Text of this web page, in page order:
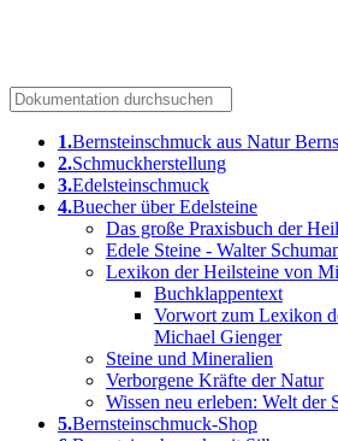
1.Bernsteinschmuck aus Natur
2.Schmuckherstellung
3.Edelsteinschmuck
4.Buecher über Edelsteine
Das große Praxisbuch der
Edele Steine - Walter
Lexikon der Heilsteine von
Buchklappentext
Vorwort zum Lexikon
Michael Gienger
Steine und Mineralien
Verborgene Kräfte der Natur
Wissen neu erleben: Welt der
5.Bernsteinschmuck-Shop